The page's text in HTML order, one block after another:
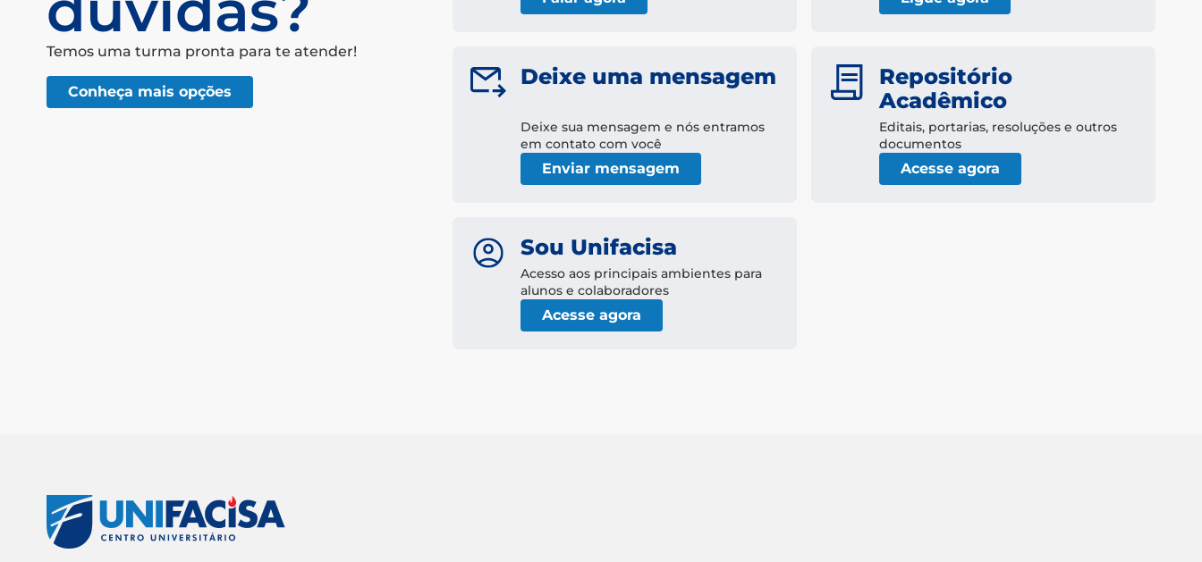
Temos uma turma pronta para te atender!
Conheça mais opções
Deixe uma mensagem
Deixe sua mensagem e nós entramos
em contato com você
Enviar mensagem
Repositório
Acadêmico
Editais, portarias, resoluções e outros
documentos
Acesse agora
Sou Unifacisa
Acesso aos principais ambientes para
alunos e colaboradores
Acesse agora